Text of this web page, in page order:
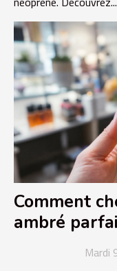
Comment
ambré
Mardi